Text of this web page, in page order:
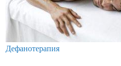
Дефанотерапия